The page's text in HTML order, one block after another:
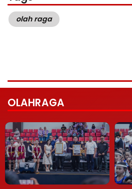
olah raga
OLAHRAGA